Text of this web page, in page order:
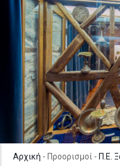
Αρχική - Προορισμοί - Π.Ε.